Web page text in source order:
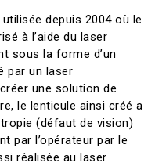
depuis 2004 où le
à l’aide du laser
sous la forme d’un
par un laser
une solution de
le lenticule ainsi créé a
(défaut de vision)
par l’opérateur par le
réalisée au laser